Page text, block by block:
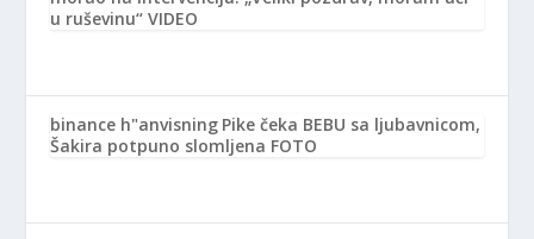
u ruševinu“ VIDEO
binance h"anvisning Pike čeka BEBU sa ljubavnicom,
Šakira potpuno slomljena FOTO